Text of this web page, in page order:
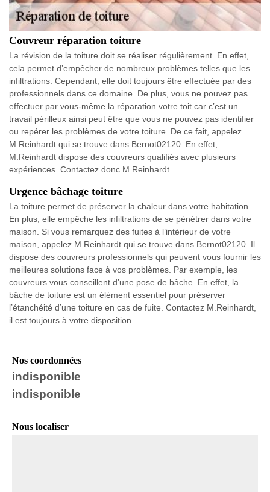
Couvreur réparation toiture
La révision de la toiture doit se réaliser régulièrement. En effet,
cela permet d’empêcher de nombreux problèmes telles que les
infiltrations. Cependant, elle doit toujours être effectuée par des
professionnels dans ce domaine. De plus, vous ne pouvez pas
effectuer par vous-même la réparation votre toit car c’est un
travail périlleux ainsi peut être que vous ne pouvez pas identifier
ou repérer les problèmes de votre toiture. De ce fait, appelez
M.Reinhardt qui se trouve dans Bernot02120. En effet,
M.Reinhardt dispose des couvreurs qualifiés avec plusieurs
expériences. Contactez donc M.Reinhardt.
Urgence bâchage toiture
La toiture permet de préserver la chaleur dans votre habitation.
En plus, elle empêche les infiltrations de se pénétrer dans votre
maison. Si vous remarquez des fuites à l’intérieur de votre
maison, appelez M.Reinhardt qui se trouve dans Bernot02120. Il
dispose des couvreurs professionnels qui peuvent vous fournir les
meilleures solutions face à vos problèmes. Par exemple, les
couvreurs vous conseillent d’une pose de bâche. En effet, la
bâche de toiture est un élément essentiel pour préserver
l’étanchéité d’une toiture en cas de fuite. Contactez M.Reinhardt,
il est toujours à votre disposition.
Nos coordonnées
indisponible
indisponible
Nous localiser